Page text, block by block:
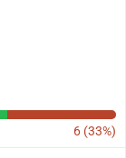
6 (33%)